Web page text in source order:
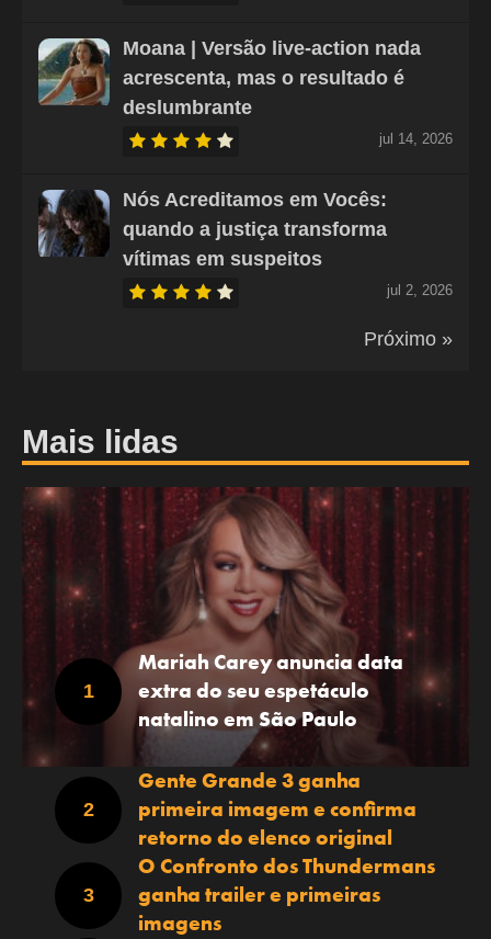
Moana | Versão live-action nada
acrescenta, mas o resultado é
deslumbrante
jul 14, 2026
Nós Acreditamos em Vocês:
quando a justiça transforma
vítimas em suspeitos
jul 2, 2026
Próximo »
Mais lidas
Mariah Carey anuncia data
extra do seu espetáculo
natalino em São Paulo
Gente Grande 3 ganha
primeira imagem e confirma
retorno do elenco original
O Confronto dos Thundermans
ganha trailer e primeiras
imagens